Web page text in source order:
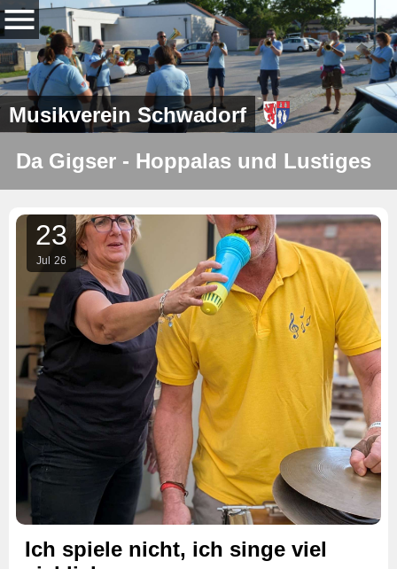
Musikverein Schwadorf
Da Gigser - Hoppalas und Lustiges
23
Jul 26
Ich spiele nicht, ich singe viel